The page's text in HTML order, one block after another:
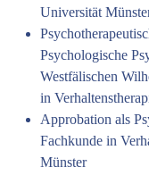
Universität
Psychologische
Westfälischen
in
Approbation als
Fachkunde in
Münster